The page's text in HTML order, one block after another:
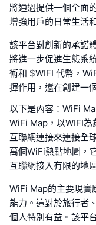
將通過提供一個全面
增強用戶的日常生活
該平台對創新的承諾
將進一步促進生態系
術和 $WIFI 代幣，
揮作用，還在創建一
以下是內容：WiFi
WiFi Map，以WIFI為
互聯網連接來連接全
萬個WiFi熱點地圖，
互聯網接入有限的地
WiFi Map的主要現實
能力。這對於旅行者
個人特別有益。該平